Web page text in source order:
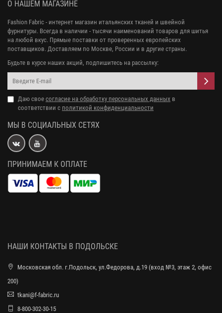
О НАШЕМ МАГАЗИНЕ
Fashion Fabric - интернет магазин итальянских тканей и швейной
фурнитуры. Всегда в наличии - тысячи наименований товаров для шитья
на любой вкус. Прямые поставки от проверенных европейских
поставщиков. Доставляем по Москве, России и в другие страны.
Будьте в курсе наших акций, подпишитесь на рассылку:
Даю свое согласие на обработку персональных данных в
соответствии с политикой конфиденциальности
МЫ В СОЦИАЛЬНЫХ СЕТЯХ
ПРИНИМАЕМ К ОПЛАТЕ
НАШИ КОНТАКТЫ В ПОДОЛЬСКЕ
Московская обл. г.Подольск, ул.Федорова, д.19 (вход №3, этаж 2, офис
200)
tkani@f-fabric.ru
8-800-302-30-15